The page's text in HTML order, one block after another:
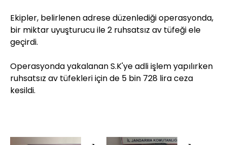
Ekipler, belirlenen adrese düzenlediği operasyonda,
bir miktar uyuşturucu ile 2 ruhsatsız av tüfeği ele
geçirdi.
Operasyonda yakalanan S.K'ye adli işlem yapılırken
ruhsatsız av tüfekleri için de 5 bin 728 lira ceza
kesildi.